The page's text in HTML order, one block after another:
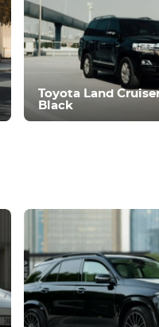
Efteranmeldelse
Toyota Land
Black